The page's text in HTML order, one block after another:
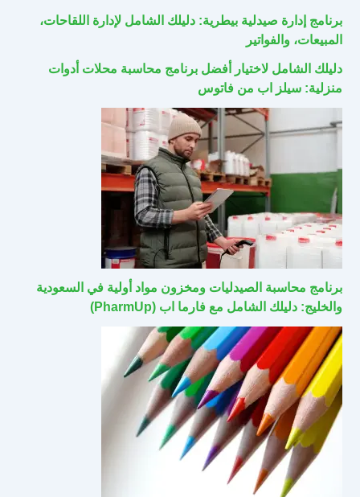
برنامج إدارة صيدلية بيطرية: دليلك الشامل لإدارة اللقاحات،
المبيعات، والفواتير
دليلك الشامل لاختيار أفضل برنامج محاسبة محلات أدوات
منزلية: سيلز اب من فاتوس
برنامج محاسبة الصيدليات ومخزون مواد أولية في السعودية
والخليج: دليلك الشامل مع فارما اب (PharmUp)